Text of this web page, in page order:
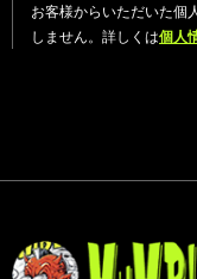
お客様からいただいた個
しません。詳しくは個人